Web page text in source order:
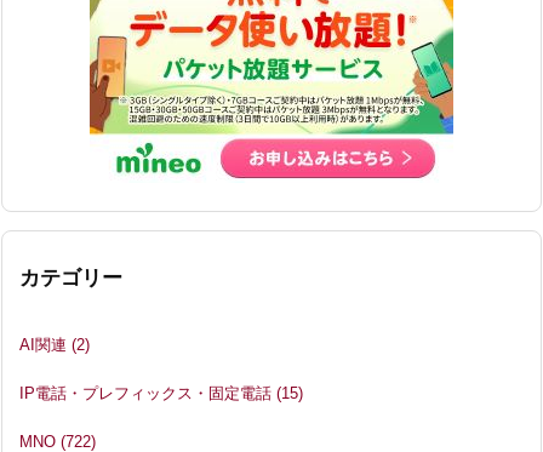
カテゴリー
AI関連 (2)
IP電話・プレフィックス・固定電話 (15)
MNO (722)